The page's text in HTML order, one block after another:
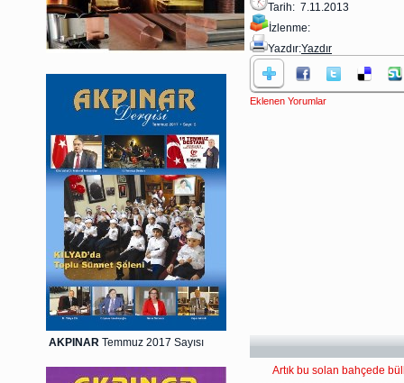
AKPINAR Temmuz 2017 Sayısı
Tarih: 7.11.2013
İzlenme:
Yazdır:Yazdır
Eklenen Yorumlar
Artık bu solan bahçede